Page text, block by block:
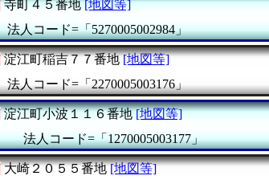
寺町４５番地 [地図等]
法人コード=「5270005002984」
淀江町稲吉７７番地 [地図等]
法人コード=「2270005003176」
淀江町小波１１６番地 [地図等]
法人コード=「1270005003177」
大崎２０５５番地 [地図等]